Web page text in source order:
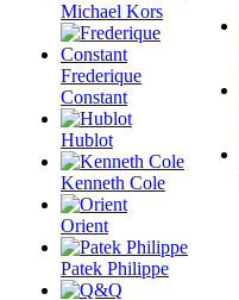
Michael Kors
Frederique
Constant
Hublot
Kenneth Cole
Orient
Patek Philippe